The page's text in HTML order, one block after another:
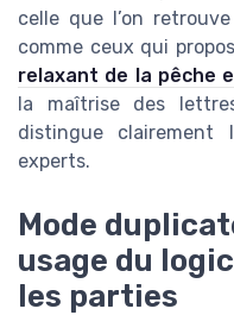
celle que l’on
comme ceux qui
relaxant de la pêche
la maîtrise des
distingue clairement
experts.
Mode
usage du
les parties